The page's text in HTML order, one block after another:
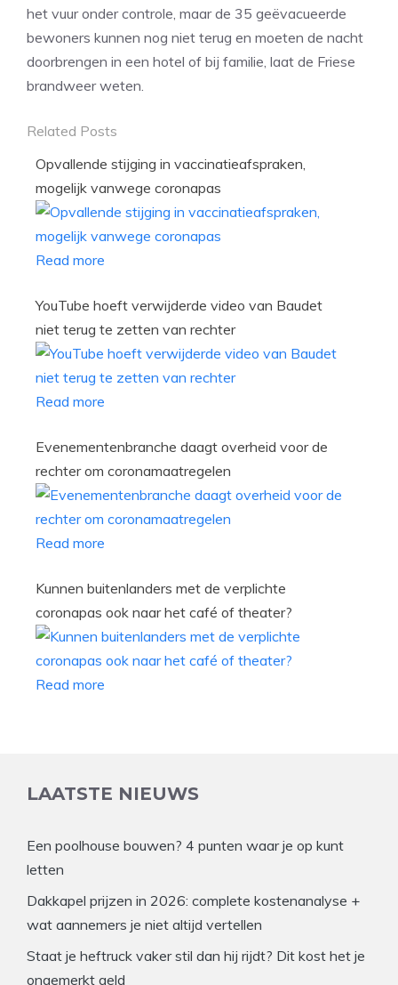
het vuur onder controle, maar de 35 geëvacueerde
bewoners kunnen nog niet terug en moeten de nacht
doorbrengen in een hotel of bij familie, laat de Friese
brandweer weten.
Related Posts
Opvallende stijging in vaccinatieafspraken,
mogelijk vanwege coronapas
Read more
YouTube hoeft verwijderde video van Baudet
niet terug te zetten van rechter
Read more
Evenementenbranche daagt overheid voor de
rechter om coronamaatregelen
Read more
Kunnen buitenlanders met de verplichte
coronapas ook naar het café of theater?
Read more
LAATSTE NIEUWS
Een poolhouse bouwen? 4 punten waar je op kunt
letten
Dakkapel prijzen in 2026: complete kostenanalyse +
wat aannemers je niet altijd vertellen
Staat je heftruck vaker stil dan hij rijdt? Dit kost het je
ongemerkt geld